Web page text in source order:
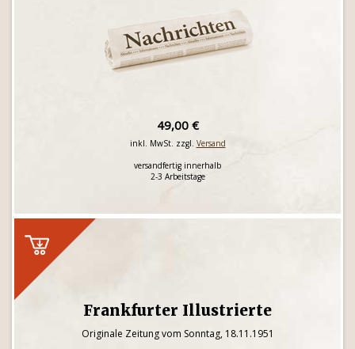
49,00 €
inkl. MwSt. zzgl. Versand
versandfertig innerhalb
2-3 Arbeitstage
Frankfurter Illustrierte
Originale Zeitung vom Sonntag, 18.11.1951